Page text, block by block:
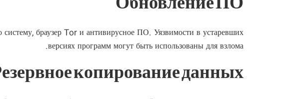
браузер Tor и антивирусное ПО. Уязвимости в устаревших
версиях программ могут быть использованы для взлома.
копирование данных